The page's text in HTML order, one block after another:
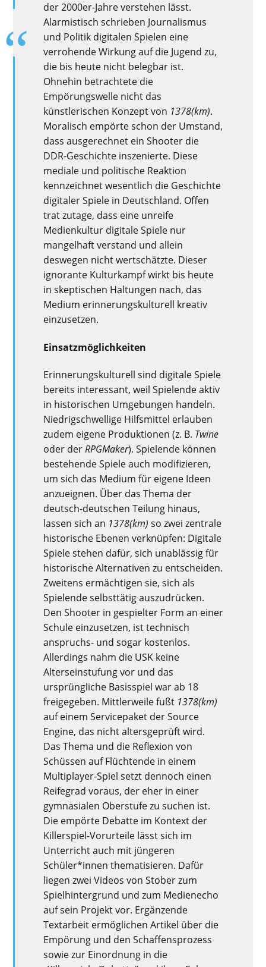
der 2000er-Jahre verstehen lässt.
Alarmistisch schrieben Journalismus
und Politik digitalen Spielen eine
verrohende Wirkung auf die Jugend zu,
die bis heute nicht belegbar ist.
Ohnehin betrachtete die
Empörungswelle nicht das
künstlerischen Konzept von 1378(km).
Moralisch empörte schon der Umstand,
dass ausgerechnet ein Shooter die
DDR-Geschichte inszenierte. Diese
mediale und politische Reaktion
kennzeichnet wesentlich die Geschichte
digitaler Spiele in Deutschland. Offen
trat zutage, dass eine unreife
Medienkultur digitale Spiele nur
mangelhaft verstand und allein
deswegen nicht wertschätzte. Dieser
ignorante Kulturkampf wirkt bis heute
in skeptischen Haltungen nach, das
Medium erinnerungskulturell kreativ
einzusetzen.
Einsatzmöglichkeiten
Erinnerungskulturell sind digitale Spiele
bereits interessant, weil Spielende aktiv
in historischen Umgebungen handeln.
Niedrigschwellige Hilfsmittel erlauben
zudem eigene Produktionen (z. B. Twine
oder derRPGMaker). Spielende können
bestehende Spiele auch modifizieren,
um sich das Medium für eigene Ideen
anzueignen. Über das Thema der
deutsch-deutschen Teilung hinaus,
lassen sich an 1378(km) so zwei zentrale
historische Ebenen verknüpfen: Digitale
Spiele stehen dafür, sich unablässig für
historische Alternativen zu entscheiden.
Zweitens ermächtigen sie, sich als
Spielende selbsttätig auszudrücken.
Den Shooter in gespielter Form an einer
Schule einzusetzen, ist technisch
anspruchs- und sogar kostenlos.
Allerdings nahm die USK keine
Alterseinstufung vor und das
ursprüngliche Basisspiel war ab 18
freigegeben. Mittlerweile fußt 1378(km)
auf einem Servicepaket der Source
Engine, das nicht altersgeprüft wird.
Das Thema und die Reflexion von
Schüssen auf Flüchtende in einem
Multiplayer-Spiel setzt dennoch einen
Reifegrad voraus, der eher in einer
gymnasialen Oberstufe zu suchen ist.
Die empörte Debatte im Kontext der
Killerspiel-Vorurteile lässt sich im
Unterricht auch mit jüngeren
Schüler*innen thematisieren. Dafür
liegen zwei Videos von Stober zum
Spielhintergrund und zum Medienecho
auf sein Projekt vor. Ergänzende
Textarbeit ermöglichen Artikel über die
Empörung und den Schaffensprozess
sowie zur Einordnung in die